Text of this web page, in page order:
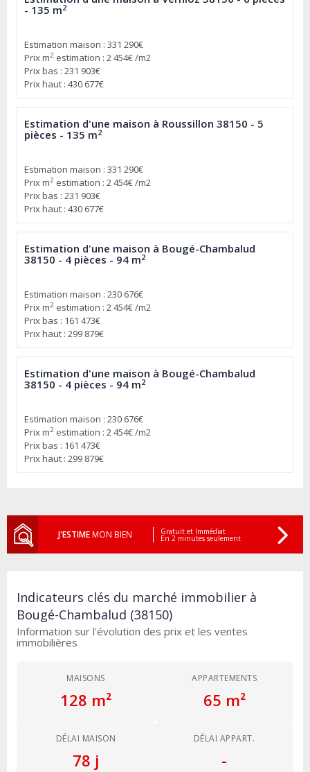
- 135 m2
Estimation maison : 331 290€
Prix m2 estimation : 2 454€ /m2
Prix bas : 231 903€
Prix haut : 430 677€
Estimation d'une maison à Roussillon 38150 - 5
pièces - 135 m2
Estimation maison : 331 290€
Prix m2 estimation : 2 454€ /m2
Prix bas : 231 903€
Prix haut : 430 677€
Estimation d'une maison à Bougé-Chambalud
38150 - 4 pièces - 94 m2
Estimation maison : 230 676€
Prix m2 estimation : 2 454€ /m2
Prix bas : 161 473€
Prix haut : 299 879€
Estimation d'une maison à Bougé-Chambalud
38150 - 4 pièces - 94 m2
Estimation maison : 230 676€
Prix m2 estimation : 2 454€ /m2
Prix bas : 161 473€
Prix haut : 299 879€
J'ESTIMEMON BIEN Gratuit et Immédiat
En 2 minutes seulement
Indicateurs clés du marché immobilier à
Bougé-Chambalud (38150)
Information sur l'évolution des prix et les ventes
immobilières
MAISONS
128 m²
APPARTEMENTS
65 m²
DÉLAI MAISON
78 j
DÉLAI APPART.
-